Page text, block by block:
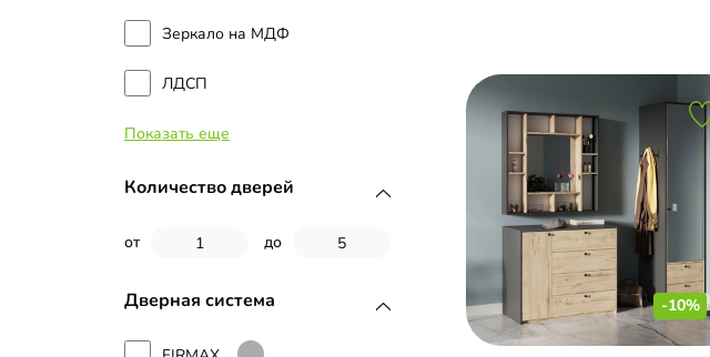
Зеркало на МДФ
ЛДСП
Стекло
МДФ
МДФ с пленкой ПВХ
Показать еще
Количество дверей
от до
Дверная система -10%